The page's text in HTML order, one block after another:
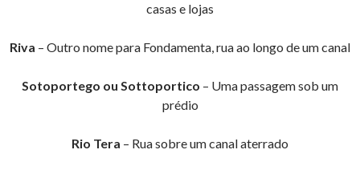
casas e lojas
Riva – Outro nome para Fondamenta, rua ao longo de um canal
Sotoportego ou Sottoportico – Uma passagem sob um
prédio
Rio Tera – Rua sobre um canal aterrado